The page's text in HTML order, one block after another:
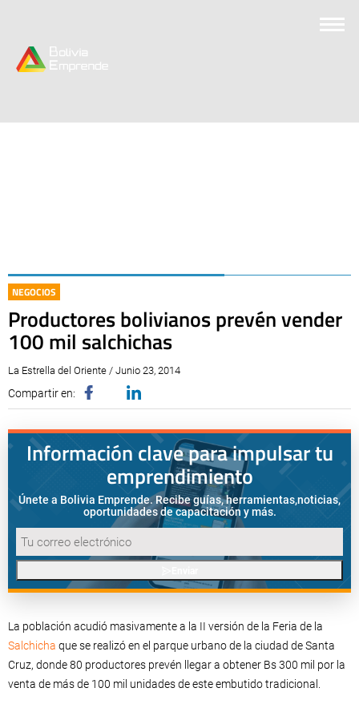
NEGOCIOS
Productores bolivianos prevén vender
100 mil salchichas
La Estrella del Oriente / Junio 23, 2014
Compartir en:
Información clave para impulsar tu
emprendimiento
Únete a Bolivia Emprende. Recibe guías, herramientas,noticias,
oportunidades de capacitación y más.
La población acudió masivamente a la II versión de la Feria de la
Salchicha que se realizó en el parque urbano de la ciudad de Santa
Cruz, donde 80 productores prevén llegar a obtener Bs 300 mil por la
venta de más de 100 mil unidades de este embutido tradicional.